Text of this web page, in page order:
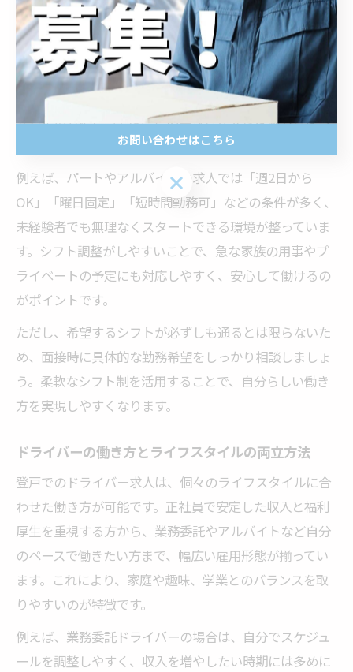
由の一つが、シフトの柔軟性です。多くの求人が「土日
限定」や「夜勤のみ」「早朝のみ」など、生活スタイル
に合わせやすい勤務時間を用意していることが特徴で
す。特に主婦やミドル世代、学生など、家庭や学業と両
立したい方にとっては、この柔軟さが大きな魅力となっ
例えば、パートやアルバイトの求人では「週2日から
OK」「曜日固定」「短時間勤務可」などの条件が多く、
未経験者でも無理なくスタートできる環境が整っていま
す。シフト調整がしやすいことで、急な家族の用事やプ
ライベートの予定にも対応しやすく、安心して働けるの
がポイントです。
ただし、希望するシフトが必ずしも通るとは限らないた
め、面接時に具体的な勤務希望をしっかり相談しましょ
う。柔軟なシフト制を活用することで、自分らしい働き
方を実現しやすくなります。
ドライバーの働き方とライフスタイルの両立方法
登戸でのドライバー求人は、個々のライフスタイルに合
わせた働き方が可能です。正社員で安定した収入と福利
厚生を重視する方から、業務委託やアルバイトなど自分
のペースで働きたい方まで、幅広い雇用形態が揃ってい
ます。これにより、家庭や趣味、学業とのバランスを取
りやすいのが特徴です。
例えば、業務委託ドライバーの場合は、自分でスケジュ
ールを調整しやすく、収入を増やしたい時期には多めに
お問い合わせはこちら
お問い合わせはこちら